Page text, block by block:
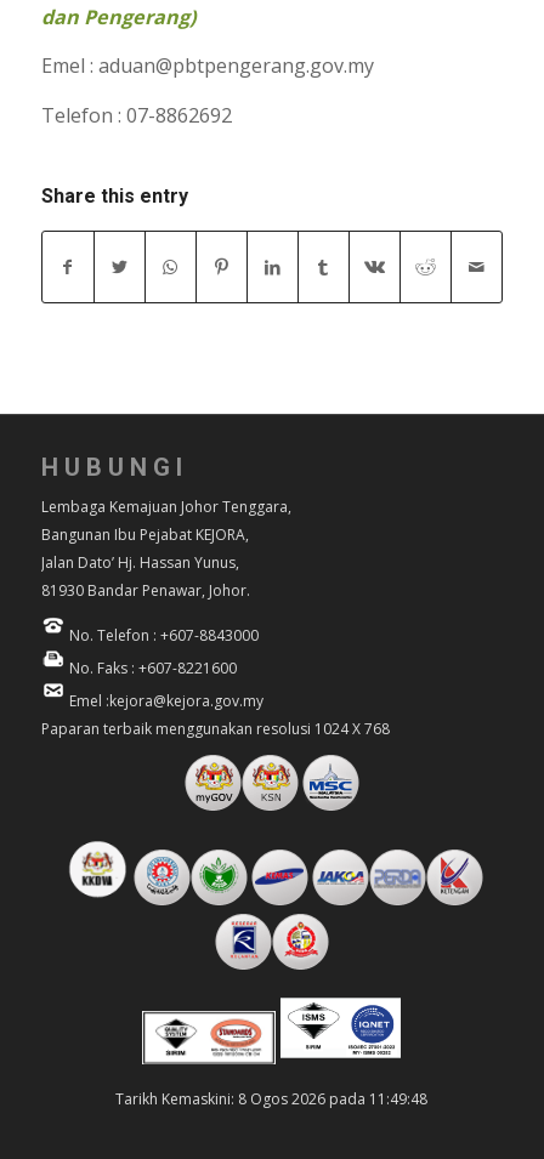
dan Pengerang)
Emel : aduan@pbtpengerang.gov.my
Telefon : 07-8862692
Share this entry
HUBUNGI
Lembaga Kemajuan Johor Tenggara,
Bangunan Ibu Pejabat KEJORA,
Jalan Dato’ Hj. Hassan Yunus,
81930 Bandar Penawar, Johor.
No. Telefon : +607-8843000
No. Faks : +607-8221600
Emel :kejora@kejora.gov.my
Paparan terbaik menggunakan resolusi 1024 X 768
Tarikh Kemaskini: 8 Ogos 2026 pada 11:49:48